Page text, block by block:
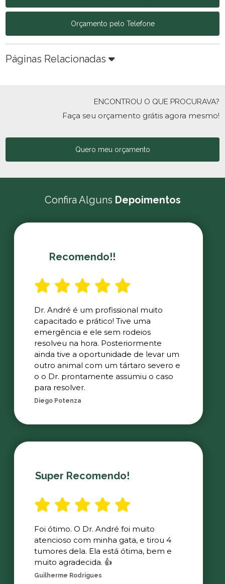
Orçamento pelo Telefone
Páginas Relacionadas
ENCONTROU O QUE PROCURAVA?
Faça seu orçamento grátis agora mesmo!
Quero meu orçamento
Confira Alguns Depoimentos
Recomendo!!
Dr. André é um profissional muito
capacitado e prático! Tive uma
emergência e ele sem rodeios
resolveu na hora. Posteriormente
ainda tive a oportunidade de levar um
outro animal com um tártaro severo e
o o Dr. prontamente assumiu o caso
para resolver.
Diego Potenza
Super Recomendo!
Foi ótimo. O Dr. André foi muito
atencioso com minha gata, e tirou 4
tumores dela. Ela está ótima, bem e
muito agradecida. 👍
Guilherme Rodrigues